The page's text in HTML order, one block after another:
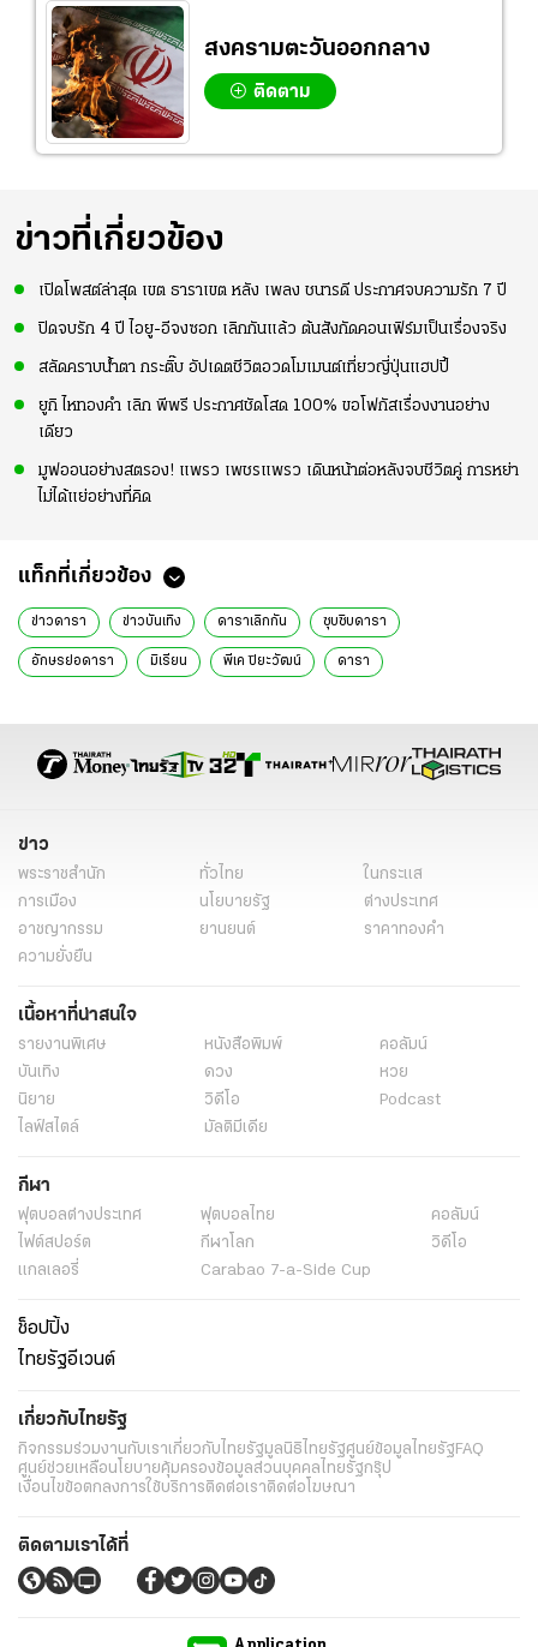
สงครามตะวันออกกลาง
ติดตาม
ข่าวที่เกี่ยวข้อง
เปิดโพสต์ล่าสุด เขต ธาราเขต หลัง เพลง ชนารดี ประกาศจบความรัก 7 ปี
ปิดจบรัก 4 ปี ไอยู-อีจงซอก เลิกกันแล้ว ต้นสังกัดคอนเฟิร์มเป็นเรื่องจริง
สลัดคราบน้ำตา กระติ๊บ อัปเดตชีวิตอวดโมเมนต์เที่ยวญี่ปุ่นแฮปปี้
ยูกิ ไหทองคำ เลิก พีพรี ประกาศชัดโสด 100% ขอโฟกัสเรื่องงานอย่าง
เดียว
มูฟออนอย่างสตรอง! แพรว เพชรแพรว เดินหน้าต่อหลังจบชีวิตคู่ การหย่า
ไม่ได้แย่อย่างที่คิด
แท็กที่เกี่ยวข้อง
ข่าวดารา ข่าวบันเทิง ดาราเลิกกัน ซุบซิบดารา
อักษรย่อดารา มิเรียน พีเค ปิยะวัฒน์ ดารา
ข่าว
พระราชสำนัก ทั่วไทย
ในกระแส
การเมือง
นโยบายรัฐ
ต่างประเทศ
อาชญากรรม
ยานยนต์
ราคาทองคำ
ความยั่งยืน
เนื้อหาที่น่าสนใจ
รายงานพิเศษ หนังสือพิมพ์
คอลัมน์
บันเทิง
ดวง
หวย
นิยาย
วิดีโอ
Podcast
ไลฟ์สไตล์
มัลติมีเดีย
กีฬา
ฟุตบอลต่่างประเทศ ฟุตบอลไทย
คอลัมน์
ไฟต์สปอร์ต
กีฬาโลก
วิดีโอ
แกลเลอรี่
Carabao 7-a-Side Cup
ช็อปปิ้ง
ไทยรัฐอีเวนต์
เกี่ยวกับไทยรัฐ
กิจกรรมร่วมงานกับเราเกี่ยวกับไทยรัฐมูลนิธิไทยรัฐศูนย์ข้อมูลไทยรัฐFAQ
ศูนย์ช่วยเหลือนโยบายคุ้มครองข้อมูลส่วนบุคคลไทยรัฐกรุ๊ป
เงื่อนไขข้อตกลงการใช้บริการติดต่อเราติดต่อโฆษณา
ติดตามเราได้ที่